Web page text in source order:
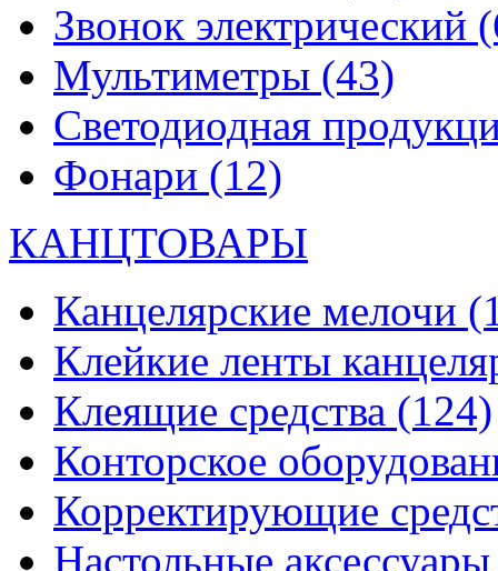
Звонок электрический
Мультиметры (43)
Светодиодная
Фонари (12)
КАНЦТОВАРЫ
Канцелярские мелочи
Клейкие ленты
Клеящие средства (124)
Конторское
Корректирующие
Настольные